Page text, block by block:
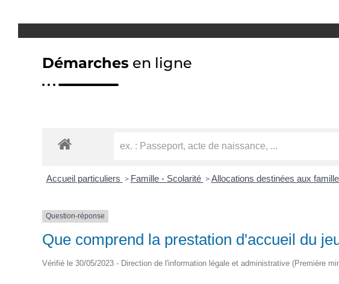
Démarches en ligne
Accueil particuliers > Famille - Scolarité > Allocations destinées aux
Question-réponse
Que comprend la prestation d'accueil du
Vérifié le 30/05/2023 - Direction de l'information légale et administrative (Première